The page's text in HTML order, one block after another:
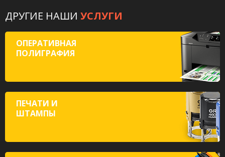
ДРУГИЕ НАШИ УСЛУГИ
ОПЕРАТИВНАЯ
ПОЛИГРАФИЯ
ПЕЧАТИ И
ШТАМПЫ